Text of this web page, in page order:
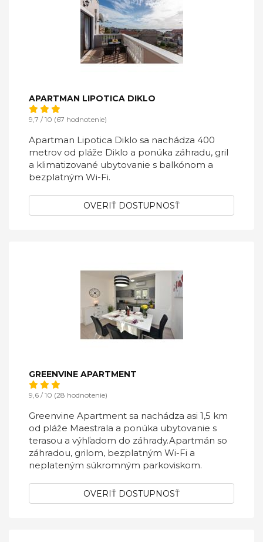
APARTMAN LIPOTICA DIKLO
9,7 / 10 (67 hodnotenie)
Apartman Lipotica Diklo sa nachádza 400
metrov od pláže Diklo a ponúka záhradu, gril
a klimatizované ubytovanie s balkónom a
bezplatným Wi-Fi.
OVERIŤ DOSTUPNOSŤ
GREENVINE APARTMENT
9,6 / 10 (28 hodnotenie)
Greenvine Apartment sa nachádza asi 1,5 km
od pláže Maestrala a ponúka ubytovanie s
terasou a výhľadom do záhrady.Apartmán so
záhradou, grilom, bezplatným Wi-Fi a
neplateným súkromným parkoviskom.
OVERIŤ DOSTUPNOSŤ